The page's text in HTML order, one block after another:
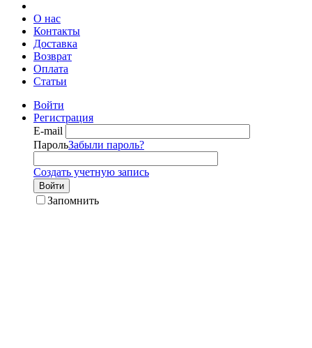
О нас
Контакты
Доставка
Возврат
Оплата
Статьи
Войти
Регистрация
E-mail
ПарольЗабыли пароль?
Создать учетную запись
Войти
Запомнить